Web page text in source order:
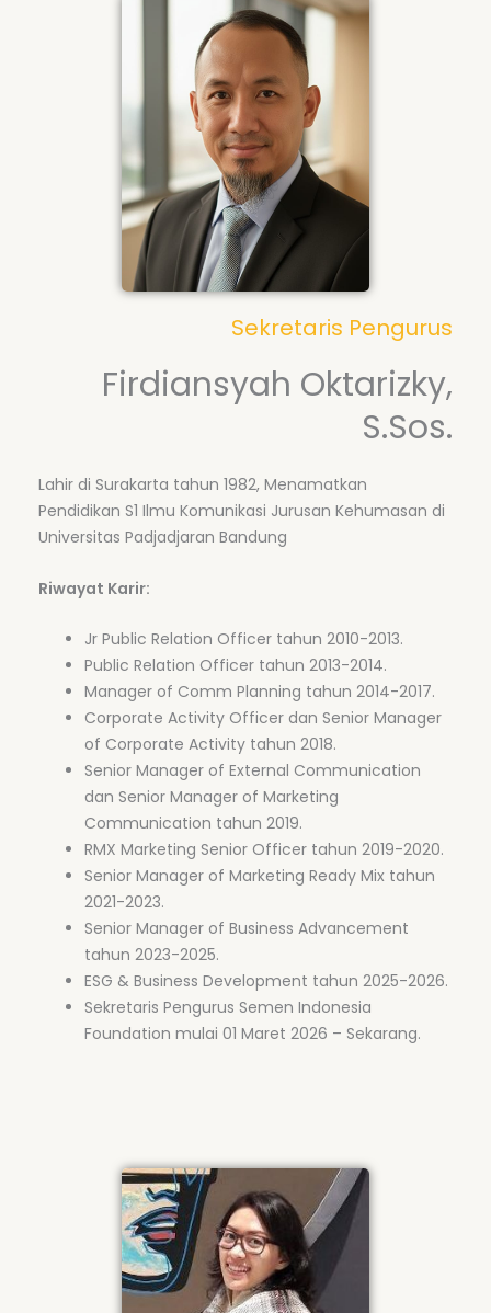
Sekretaris Pengurus
Firdiansyah Oktarizky,
S.Sos.
Lahir di Surakarta tahun 1982, Menamatkan
Pendidikan S1 Ilmu Komunikasi Jurusan Kehumasan di
Universitas Padjadjaran Bandung
Riwayat Karir:
Jr Public Relation Officer tahun 2010-2013.
Public Relation Officer tahun 2013-2014.
Manager of Comm Planning tahun 2014-2017.
Corporate Activity Officer dan Senior Manager
of Corporate Activity tahun 2018.
Senior Manager of External Communication
dan Senior Manager of Marketing
Communication tahun 2019.
RMX Marketing Senior Officer tahun 2019-2020.
Senior Manager of Marketing Ready Mix tahun
2021-2023.
Senior Manager of Business Advancement
tahun 2023-2025.
ESG & Business Development tahun 2025-2026.
Sekretaris Pengurus Semen Indonesia
Foundation mulai 01 Maret 2026 – Sekarang.